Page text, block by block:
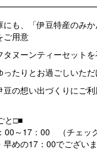
も、「伊豆特産のみ
ご用意
ヌーンティーセットを
たりとお過ごしいた
の想い出づくりにご利
と□■
～17：00 （チェッ
めの17：00でございま